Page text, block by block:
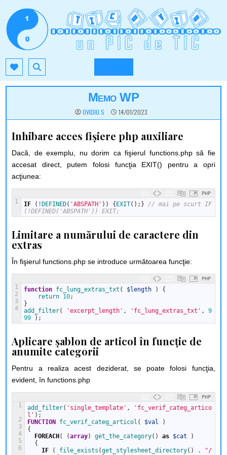
content
TIC.OVIO.RO
Memo WP
OVIDIU.S 14/01/2023
Inhibare acces fişiere php auxiliare
Dacă, de exemplu, nu dorim ca fişierul functions.php să fie
accesat direct, putem folosi funcţia EXIT() pentru a opri
acţiunea:
PHP
1 IF ( ! DEFINED( 'ABSPATH' ) ) { EXIT( ) ; }
// mai pe scurt IF
(!DEFINED('ABSPATH')) EXIT;
Limitare a numărului de caractere din
extras
În fişierul functions.php se introduce următoarea funcţie:
PHP
1
2
3
4
function fc_lung_extras_txt ( $length )
{
return 10;
}
add_filter( 'excerpt_length' , 'fc_lung_extras_txt' ,
9
99
) ;
Aplicare şablon de articol în funcţie de
anumite categorii
Pentru a realiza acest deziderat, se poate folosi funcţia,
evident, în functions.php
PHP
1
2
3
4
5
6
add_filter( 'single_template' ,
'fc_verif_categ_artico
l' ) ;
FUNCTION
fc_verif_categ_articol ( $val
)
{
FOREACH ( (array) get_the_category( ) as $cat
)
{
IF
( file_exists (get_stylesheet_directory( ) .
"/